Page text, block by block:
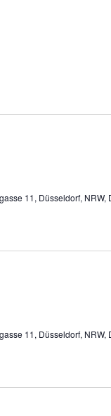
11, Düsseldorf, NRW,
11, Düsseldorf, NRW,